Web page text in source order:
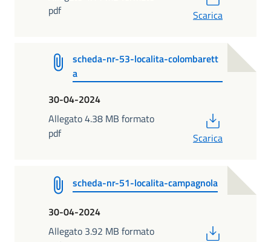
pdf
Scarica
scheda-nr-53-localita-colombarett
a
30-04-2024
Allegato 4.38 MB formato
pdf
Scarica
scheda-nr-51-localita-campagnola
30-04-2024
Allegato 3.92 MB formato